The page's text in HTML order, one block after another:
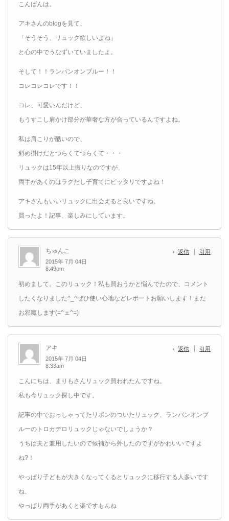
こんばんは。
アキさんのblogを見て、
「そうそう、リュック欲しいよね」
と心の中でうなずいていましたよ。
そして！！ランバンオンブルー！！
コレコレコレです！！
コレ、可愛いんだけど、
もうすこし肩かけ部分が華奢な方が合っているんですよね。
私は肩こりが酷いので、
斜め掛けだとつらくてつらくて・・・
リュックは15年以上振りなのですが、
両手があくのはラクだし子育てにピッタリですよね！
アキさんもいいリュックに出会えると良いですね。
買ったよ！記事、楽しみにしています。
ちゅんこ
2015年 7月 04日
8:49pm
返信 引用
初めまして。このリュック！私も買おうかと悩んでたので、コメント
したくなりました^_^ぜひ使い心地などレポートお願いします！また
お邪魔します(=^ェ^=)
アキ
2015年 7月 04日
8:33am
返信 引用
こんにちは、まりもさんリュック買われたんですね。
私も今リュック探し中です。
記事の中でおっしゃってたリボンのついたリュック、ランバンオンブ
ルーのトロカデロリュックじゃないでしょうか？
うちは夫と兼用したいので候補から外したのですがかわいいですよ
ね?！
やっぱり子どもが大きくなってくるとリュックに移行する人多いです
ね、
やっぱり両手があくと楽ですもんね